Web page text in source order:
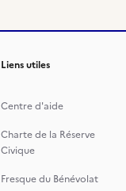
Liens utiles
Centre d'aide
Charte de la Réserve
Civique
Fresque du Bénévolat